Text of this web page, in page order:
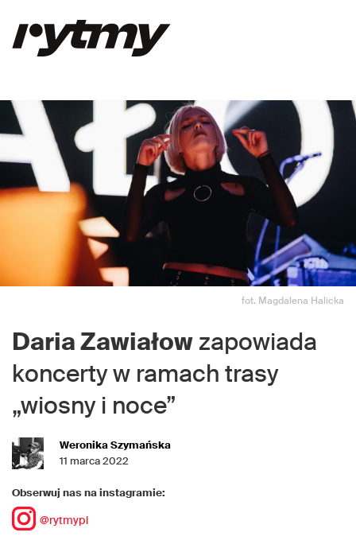
fot. Magdalena Halicka
Daria Zawiałow zapowiada
koncerty w ramach trasy
„wiosny i noce”
Weronika Szymańska
11 marca 2022
Obserwuj nas na instagramie:
@rytmypl